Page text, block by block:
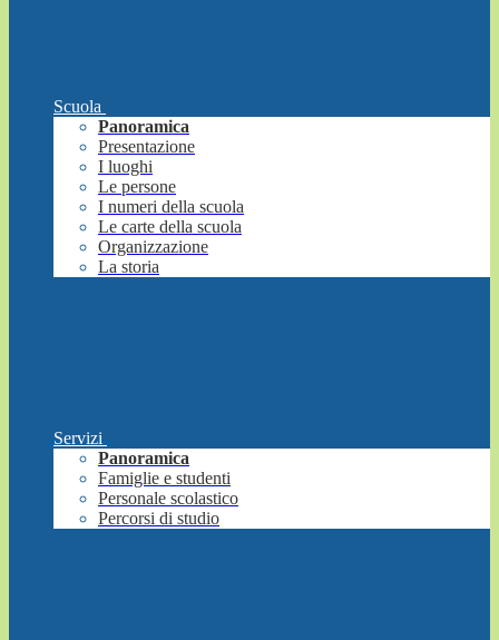
Scuola
Panoramica
Presentazione
I luoghi
Le persone
I numeri della scuola
Le carte della scuola
Organizzazione
La storia
Servizi
Panoramica
Famiglie e studenti
Personale scolastico
Percorsi di studio